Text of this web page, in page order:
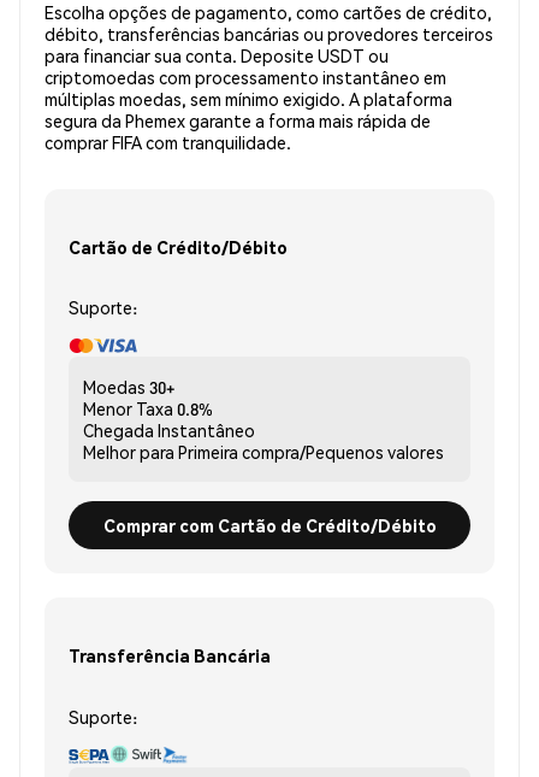
Escolha opções de pagamento, como cartões de crédito,
débito, transferências bancárias ou provedores terceiros
para financiar sua conta. Deposite USDT ou
criptomoedas com processamento instantâneo em
múltiplas moedas, sem mínimo exigido. A plataforma
segura da Phemex garante a forma mais rápida de
comprar FIFA com tranquilidade.
Cartão de Crédito/Débito
Suporte:
Moedas 30+
Menor Taxa 0.8%
Chegada Instantâneo
Melhor para Primeira compra/Pequenos valores
Comprar com Cartão de Crédito/Débito
Transferência Bancária
Suporte: